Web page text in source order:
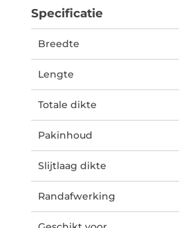
Specificatie
Breedte
Lengte
Totale dikte
Pakinhoud
Slijtlaag dikte
Randafwerking